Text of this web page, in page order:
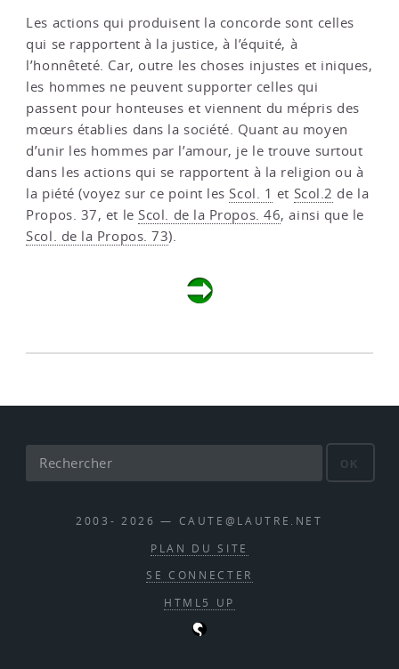
Les actions qui produisent la concorde sont celles
qui se rapportent à la justice, à l’équité, à
l’honnêteté. Car, outre les choses injustes et iniques,
les hommes ne peuvent supporter celles qui
passent pour honteuses et viennent du mépris des
mœurs établies dans la société. Quant au moyen
d’unir les hommes par l’amour, je le trouve surtout
dans les actions qui se rapportent à la religion ou à
la piété (voyez sur ce point les Scol. 1 et Scol.2 de la
Propos. 37, et le Scol. de la Propos. 46, ainsi que le
Scol. de la Propos. 73).
OK
2003- 2026 — CAUTE@LAUTRE.NET
PLAN DU SITE
SE CONNECTER
HTML5 UP